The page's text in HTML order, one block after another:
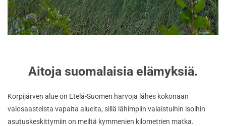
Aitoja suomalaisia elämyksiä.
Korpijärven alue on Etelä-Suomen harvoja lähes kokonaan
valosaasteista vapaita alueita, sillä lähimpiin valaistuihin isoihin
asutuskeskittymiin on meiltä kymmenien kilometrien matka.